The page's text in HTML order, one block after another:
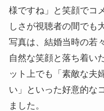
様ですね」と笑顔でコ
しさが視聴者の間でも
写真は、結婚当時の若
自然な笑顔と落ち着い
ット上でも「素敵な夫
い」といった好意的な
ました。